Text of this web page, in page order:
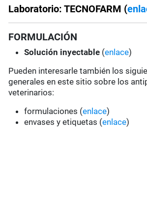
Laboratorio: TECNOFARM (
FORMULACIÓN
Solución inyectable (enlace)
Pueden interesarle también los
generales en este sitio sobre los
veterinarios:
formulaciones (enlace)
envases y etiquetas (enlace)